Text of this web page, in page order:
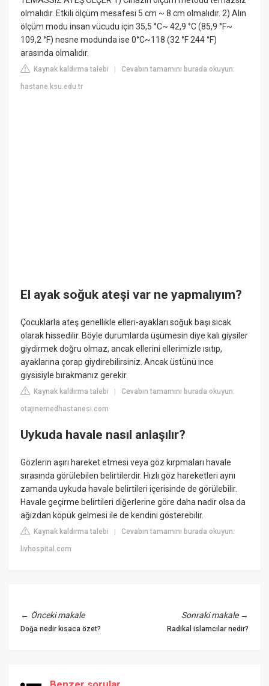
olmalıdır. Etkili ölçüm mesafesi 5 cm ~ 8 cm olmalıdır. 2) Alın
ölçüm modu insan vücudu için 35,5 °C~ 42,9 °C (85,9 °F~
109,2 °F) nesne modunda ise 0°C~118 (32 °F 244 °F)
arasında olmalıdır.
Kaynak kaldırma talebi |Cevabın tamamını burada okuyun:
hastane.ksu.edu.tr
El ayak soğuk ateşi var ne yapmalıyım?
Çocuklarla ateş genellikle elleri-ayakları soğuk başı sıcak
olarak hissedilir. Böyle durumlarda üşümesin diye kalı giysiler
giydirmek doğru olmaz, ancak ellerini ellerimizle ısıtıp,
ayaklarına çorap giydirebilirsiniz. Ancak üstünü ince
giysisiyle bırakmanız gerekir.
Kaynak kaldırma talebi |Cevabın tamamını burada okuyun:
otajinemedhastanesi.com
Uykuda havale nasıl anlaşılır?
Gözlerin aşırı hareket etmesi veya göz kırpmaları havale
sırasında görülebilen belirtilerdir. Hızlı göz hareketleri aynı
zamanda uykuda havale belirtileri içerisinde de görülebilir.
Havale geçirme belirtileri diğerlerine göre daha nadir olsa da
ağızdan köpük gelmesi ile de kendini gösterebilir.
Kaynak kaldırma talebi |Cevabın tamamını burada okuyun:
livhospital.com
← Önceki makale
Doğa nedir kısaca özet?
Sonraki makale→
Radikal islamcılar nedir?